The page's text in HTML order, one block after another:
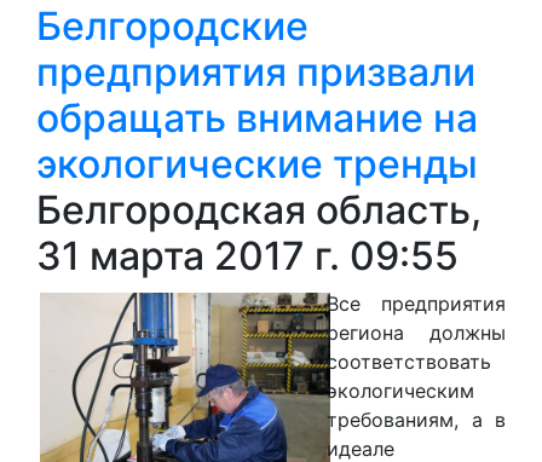
Белгородские
предприятия призвали
обращать внимание на
экологические тренды
Белгородская область,
31 марта 2017 г. 09:55
Все предприятия
региона должны
соответствовать
экологическим
требованиям, а в
идеале